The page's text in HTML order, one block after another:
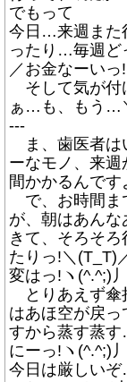
でもって
今日…来週また
ったり…毎週ど
／お金なーいっ
そして気が付
ぁ…も、もう…
---
ま、歯医者は
ーなモノ、来
間かかるんです
で、お時間ま
が、朝はあん
きて、そろそ
たりっ!＼(T_T)
変はっ!ヽ(^.^;)丿
とりあえず傘
はあほ空が戻
すから蒸す蒸
にーっ!ヽ(^.^;)
今日は厳しい